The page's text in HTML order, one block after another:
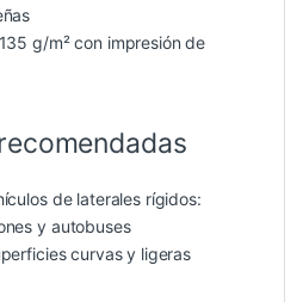
g/m² con impresión de
de laterales rígidos:
y autobuses
curvas y ligeras